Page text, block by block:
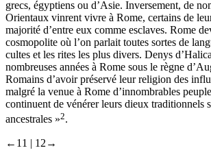
grecs, égyptiens ou d’Asie. Inversement, de
Orientaux vinrent vivre à Rome, certains de
majorité d’entre eux comme esclaves. Rome
cosmopolite où l’on parlait toutes sortes de
cultes et les rites les plus divers. Denys
nombreuses années à Rome sous le règne
Romains d’avoir préservé leur religion des
malgré la venue à Rome d’innombrables
continuent de vénérer leurs dieux traditionnels
ancestrales »2.
←11 | 12→